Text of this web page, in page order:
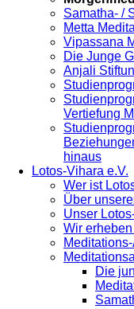
Samatha- /
Metta
Vipassana
Die Junge
Anjali
Vertiefung
hinaus
Lotos-Vihara e.V.
Wer ist
Über
Unser
Wir
Die